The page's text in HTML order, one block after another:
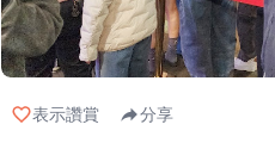
表示讚賞 分享